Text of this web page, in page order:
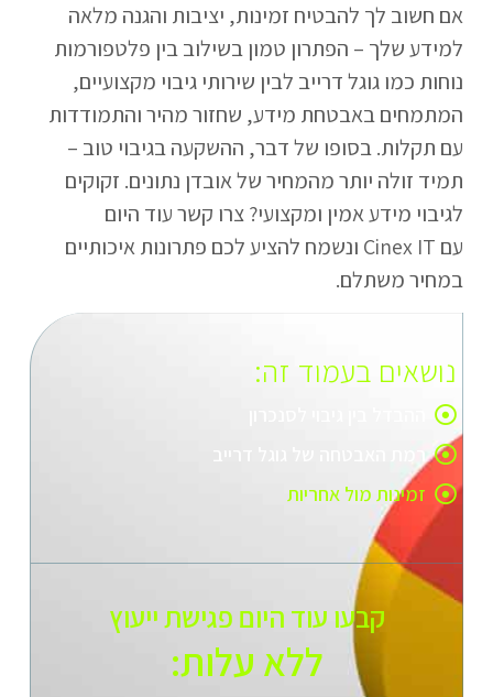
אם חשוב לך להבטיח זמינות, יציבות והגנה מלאה
למידע שלך – הפתרון טמון בשילוב בין פלטפורמות
נוחות כמו גוגל דרייב לבין שירותי גיבוי מקצועיים,
המתמחים באבטחת מידע, שחזור מהיר והתמודדות
עם תקלות. בסופו של דבר, ההשקעה בגיבוי טוב –
תמיד זולה יותר מהמחיר של אובדן נתונים. זקוקים
לגיבוי מידע אמין ומקצועי? צרו קשר עוד היום
עם Cinex IT ונשמח להציע לכם פתרונות איכותיים
במחיר משתלם.
נושאים בעמוד זה:
רמת האבטחה של גוגל דרייב
זמינות מול אחריות
קבעו עוד היום פגישת ייעוץ
ללא עלות:​